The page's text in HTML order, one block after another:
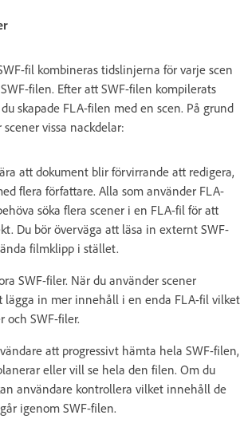
fil kombineras tidslinjerna för varje scen
filen. Efter att SWF-filen kompilerats
skapade FLA-filen med en scen. På grund
vissa nackdelar:
att dokument blir förvirrande att redigera,
flera författare. Alla som använder FLA-
söka flera scener i en FLA-fil för att
Du bör överväga att läsa in externt SWF-
filmklipp i stället.
SWF-filer. När du använder scener
lägga in mer innehåll i en enda FLA-fil vilket
och SWF-filer.
att progressivt hämta hela SWF-filen,
eller vill se hela den filen. Om du
användare kontrollera vilket innehåll de
igenom SWF-filen.